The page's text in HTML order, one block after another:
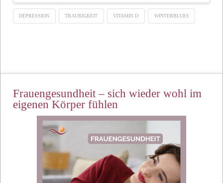
DEPRESSION TRAURIGKEIT VITAMIN D WINTERBLUES
Frauengesundheit – sich wieder wohl im
eigenen Körper fühlen